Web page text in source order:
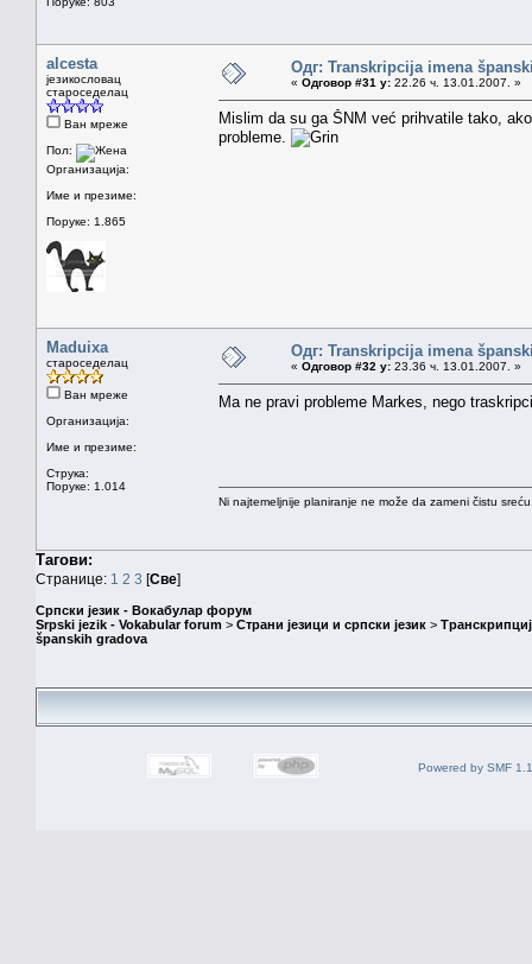
alcesta
језикословац
староседелац
Ван мреже
Пол:
Организација:
Име и презиме:
Поруке: 1.865
Одг: Transkripcija imena
« Одговор #31 у: 22.26 ч. 13.01.2007. »
Mislim da su ga ŠNM već prihvatile tako,
probleme.
Maduixa
староседелац
Ван мреже
Организација:
Име и презиме:
Струка:
Поруке: 1.014
Одг: Transkripcija imena
« Одговор #32 у: 23.36 ч. 13.01.2007. »
Ma ne pravi probleme Markes, nego
Ni najtemeljnije planiranje ne može da zameni čistu
Тагови:
Странице: 1 2 3 [Све]
Српски језик - Вокабулар форум
Srpski jezik - Vokabular forum > Страни језици и српски језик >
španskih gradova
Powered by SMF